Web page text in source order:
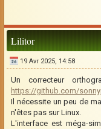
Lilitor
19 Avr 2025, 14:58
Un correcteur
https://github.com/
Il nécessite un peu de
n'êtes pas sur Linux.
L'interface est méga-